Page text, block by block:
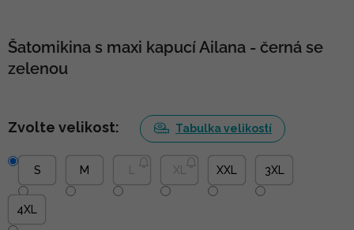
Šatomikina s maxi kapucí Ailana - černá se
zelenou
Zvolte velikost: Tabulka velikostí
S M XL XXL 3XL
4XL